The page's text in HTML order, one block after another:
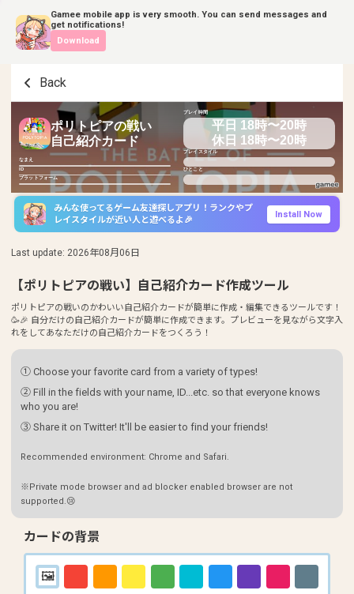
Gamee mobile app is very smooth. You can send messages and
get notifications!
Download
Back
ポリトピアの戦い
自己紹介カード
なまえ
ID
プラットフォーム
プレイ時間
平日 18時〜20時
休日 18時〜20時
プレイスタイル
ひとこと
みんな使ってるゲーム友達探しアプリ！ランクやプ
レイスタイルが近い人と遊べるよ🎉
Install Now
Last update: 2026年08月06日
【ポリトピアの戦い】自己紹介カード作成ツール
ポリトピアの戦いのかわいい自己紹介カードが簡単に作成・編集できるツールです！
🥳🎉 自分だけの自己紹介カードが簡単に作成できます。プレビューを見ながら文字入
れをしてあなただけの自己紹介カードをつくろう！
① Choose your favorite card from a variety of types!
② Fill in the fields with your name, ID...etc. so that everyone knows
who you are!
③ Share it on Twitter! It'll be easier to find your friends!
Recommended environment: Chrome and Safari.
※Private mode browser and ad blocker enabled browser are not
supported.😢
カードの背景